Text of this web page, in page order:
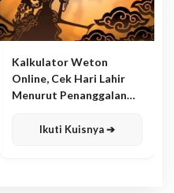
Kalkulator Weton
Online, Cek Hari Lahir
Menurut Penanggalan
Ikuti Kuisnya ➔